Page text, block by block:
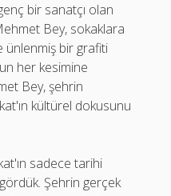
bir sanatçı olan
Bey, sokaklara
ünlenmiş bir grafiti
her kesimine
Bey, şehrin
kültürel dokusunu
sadece tarihi
Şehrin gerçek